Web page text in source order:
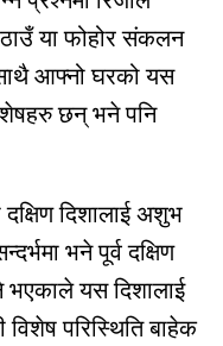
ठाउँ या फोहोर संकलन
आफ्नो घरको यस
छन् भने पनि
दिशालाई अशुभ
भने पूर्व दक्षिण
भएकाले यस दिशालाई
विशेष परिस्थिति बाहेक